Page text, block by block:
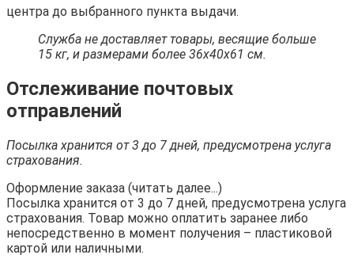
центра до выбранного пункта выдачи.
Служба не доставляет товары, весящие больше
15 кг, и размерами более 36х40х61 см.
Отслеживание почтовых
отправлений
Посылка хранится от 3 до 7 дней, предусмотрена услуга
страхования.
Оформление заказа (читать далее...)
Посылка хранится от 3 до 7 дней, предусмотрена услуга
страхования. Товар можно оплатить заранее либо
непосредственно в момент получения – пластиковой
картой или наличными.